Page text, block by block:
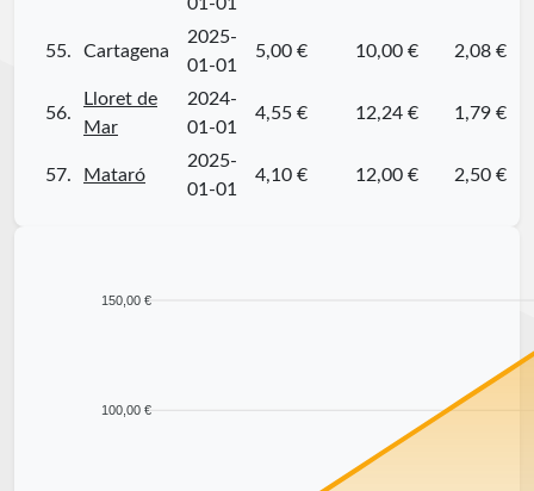
55. Cartagena
2025-
01-01
5,00 € 10,00 € 2,08 €
56.
Lloret de
Mar
2024-
01-01
4,55 € 12,24 € 1,79 €
57. Mataró
2025-
01-01
4,10 € 12,00 € 2,50 €
150,00 €
100,00 €